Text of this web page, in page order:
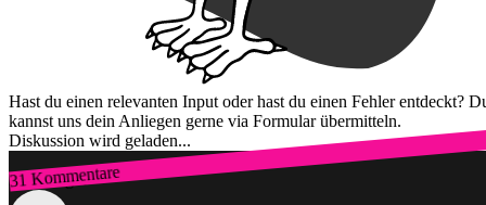
Hast du einen relevanten Input oder hast du einen Fehler entdeckt?
kannst uns dein Anliegen gerne via Formular übermitteln.
Diskussion wird geladen...
31 Kommentare
Zum Login